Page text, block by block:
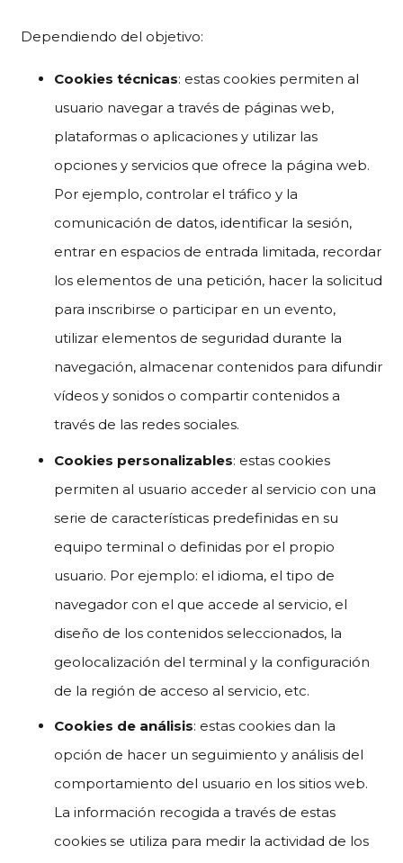
Dependiendo del objetivo:
Cookies técnicas: estas cookies permiten al
usuario navegar a través de páginas web,
plataformas o aplicaciones y utilizar las
opciones y servicios que ofrece la página web.
Por ejemplo, controlar el tráfico y la
comunicación de datos, identificar la sesión,
entrar en espacios de entrada limitada, recordar
los elementos de una petición, hacer la solicitud
para inscribirse o participar en un evento,
utilizar elementos de seguridad durante la
navegación, almacenar contenidos para difundir
vídeos y sonidos o compartir contenidos a
través de las redes sociales.
Cookies personalizables: estas cookies
permiten al usuario acceder al servicio con una
serie de características predefinidas en su
equipo terminal o definidas por el propio
usuario. Por ejemplo: el idioma, el tipo de
navegador con el que accede al servicio, el
diseño de los contenidos seleccionados, la
geolocalización del terminal y la configuración
de la región de acceso al servicio, etc.
Cookies de análisis: estas cookies dan la
opción de hacer un seguimiento y análisis del
comportamiento del usuario en los sitios web.
La información recogida a través de estas
cookies se utiliza para medir la actividad de los